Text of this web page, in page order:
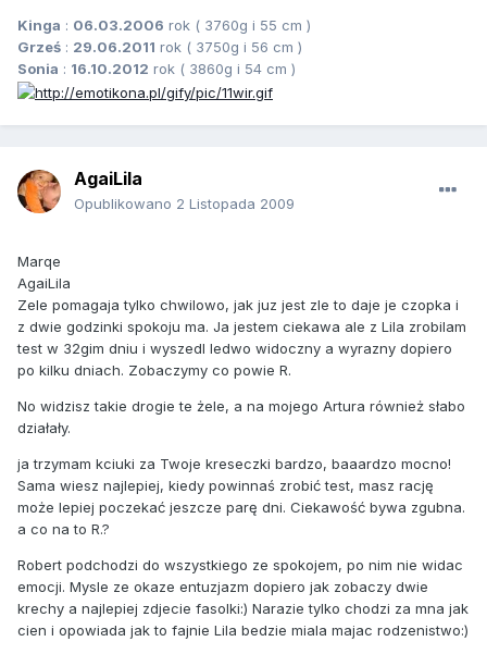
Kinga : 06.03.2006 rok ( 3760g i 55 cm )
Grześ : 29.06.2011 rok ( 3750g i 56 cm )
Sonia : 16.10.2012 rok ( 3860g i 54 cm )
AgaiLila
Opublikowano 2 Listopada 2009
Marqe
AgaiLila
Zele pomagaja tylko chwilowo, jak juz jest zle to daje je czopka i
z dwie godzinki spokoju ma. Ja jestem ciekawa ale z Lila zrobilam
test w 32gim dniu i wyszedl ledwo widoczny a wyrazny dopiero
po kilku dniach. Zobaczymy co powie R.
No widzisz takie drogie te żele, a na mojego Artura również słabo
działały.
ja trzymam kciuki za Twoje kreseczki bardzo, baaardzo mocno!
Sama wiesz najlepiej, kiedy powinnaś zrobić test, masz rację
może lepiej poczekać jeszcze parę dni. Ciekawość bywa zgubna.
a co na to R.?
Robert podchodzi do wszystkiego ze spokojem, po nim nie widac
emocji. Mysle ze okaze entuzjazm dopiero jak zobaczy dwie
krechy a najlepiej zdjecie fasolki:) Narazie tylko chodzi za mna jak
cien i opowiada jak to fajnie Lila bedzie miala majac rodzenistwo:)